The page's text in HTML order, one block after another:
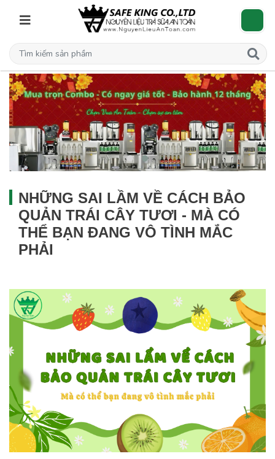
NHỮNG SAI LẦM VỀ CÁCH BẢO
QUẢN TRÁI CÂY TƯƠI - MÀ CÓ
THỂ BẠN ĐANG VÔ TÌNH MẮC
PHẢI